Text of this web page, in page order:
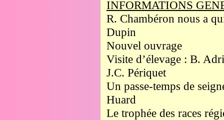
INFORMATIONS
R. Chambéron nous a
Dupin
Nouvel ouvrage
Visite d’élevage : B.
J.C. Périquet
Un passe-temps de
Huard
Le trophée des races